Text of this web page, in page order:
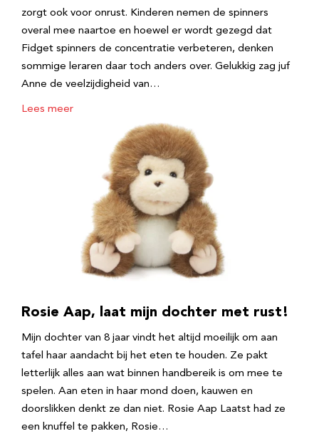
zorgt ook voor onrust. Kinderen nemen de spinners
overal mee naartoe en hoewel er wordt gezegd dat
Fidget spinners de concentratie verbeteren, denken
sommige leraren daar toch anders over. Gelukkig zag juf
Anne de veelzijdigheid van…
Lees meer
Rosie Aap, laat mijn dochter met rust!
Mijn dochter van 8 jaar vindt het altijd moeilijk om aan
tafel haar aandacht bij het eten te houden. Ze pakt
letterlijk alles aan wat binnen handbereik is om mee te
spelen. Aan eten in haar mond doen, kauwen en
doorslikken denkt ze dan niet. Rosie Aap Laatst had ze
een knuffel te pakken, Rosie…